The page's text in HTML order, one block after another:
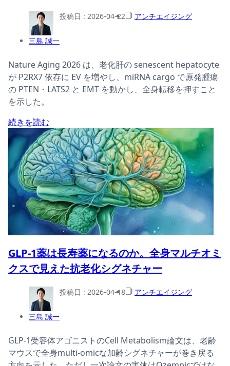
三島 誠一
投稿日 : 2026-04-22 アンチエイジング
Nature Aging 2026 は、老化肝の senescent hepatocyte
が P2RX7 依存に EV を増やし、miRNA cargo で原発腫瘍
の PTEN・LATS2 と EMT を動かし、全身転移を押すこと
を示した。
続きを読む
GLP-1薬は長寿薬になるのか。全身マルチオミ
クスで見えた抗老化シグネチャー
三島 誠一
投稿日 : 2026-04-18 アンチエイジング
GLP-1受容体アゴニストのCell Metabolism論文は、老齢
マウスで全身multi-omicな加齢シグネチャーが巻き戻る